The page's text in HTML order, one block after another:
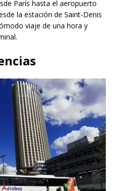
París hasta el aeropuerto
la estación de Saint-Denis
viaje de una hora y